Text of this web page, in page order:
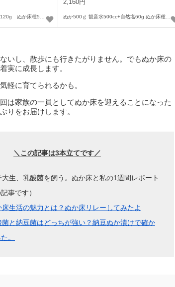
2,160円
ぬか500ｇ 観音水500cc+自然塩60g ぬか床種50ｇ 無農薬野菜 旬ぬか漬け×2
いし、散歩にも行きたがりません。でもぬか床の
実に成長します。
軽に育てられるかも。
は家族の一員としてぬか床を迎えることになった
りをお届けします。
＼この記事は3本立てです／
大生、乳酸菌を飼う。ぬか床と私の1週間レポート
記事です）
床生活の魅力とは？ぬか床リレーしてみたよ
菌と納豆菌はどっちが強い？納豆ぬか漬けで確か
。